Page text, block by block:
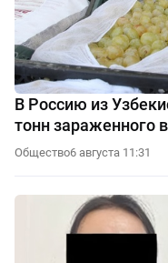
В Россию из
тонн зараженного
Общество6 августа 11:31